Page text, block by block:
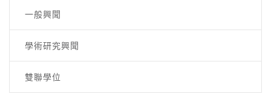
一般興聞
學術研究興聞
雙聯學位